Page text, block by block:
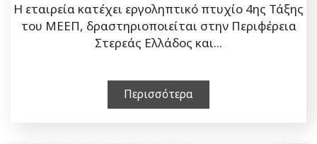
Η εταιρεία κατέχει εργοληπτικό πτυχίο 4ης Τάξης
του ΜΕΕΠ, δραστηριοποιείται στην Περιφέρεια
Στερεάς Ελλάδος και...
Περισσότερα